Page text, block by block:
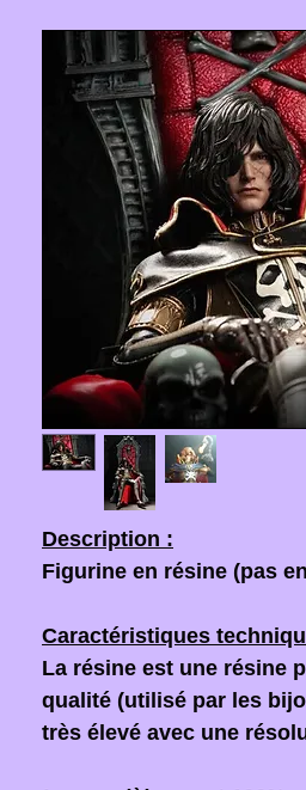
Description :
Figurine en résine (pas
Caractéristiques
La résine est une résine
qualité (utilisé par les
très élevé avec une